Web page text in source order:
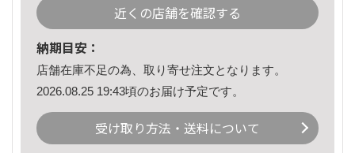
近くの店舗を確認する
納期目安：
店舗在庫不足の為、取り寄せ注文となります。
2026.08.25 19:43頃のお届け予定です。
受け取り方法・送料について